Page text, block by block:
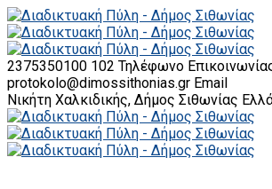
2375350100 102 Τηλέφωνο
protokolo@dimossithonias.gr Email
Νικήτη Χαλκιδικής, Δήμος Σιθωνίας